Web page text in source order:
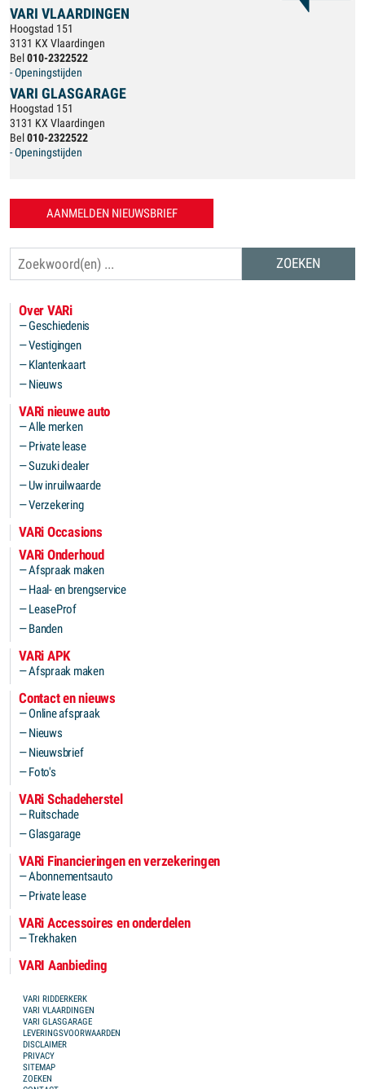
VARI VLAARDINGEN
Hoogstad 151
3131 KX Vlaardingen
Bel 010-2322522
- Openingstijden
VARI GLASGARAGE
Hoogstad 151
3131 KX Vlaardingen
Bel 010-2322522
- Openingstijden
AANMELDEN NIEUWSBRIEF
Over VARi
Geschiedenis
Vestigingen
Klantenkaart
Nieuws
VARi nieuwe auto
Alle merken
Private lease
Suzuki dealer
Uw inruilwaarde
Verzekering
VARi Occasions
VARi Onderhoud
Afspraak maken
Haal- en brengservice
LeaseProf
Banden
VARi APK
Afspraak maken
Contact en nieuws
Online afspraak
Nieuws
Nieuwsbrief
Foto's
VARi Schadeherstel
Ruitschade
Glasgarage
VARi Financieringen en verzekeringen
Abonnementsauto
Private lease
VARi Accessoires en onderdelen
Trekhaken
VARI Aanbieding
FOOTER MENU
VARI RIDDERKERK
VARI VLAARDINGEN
VARI GLASGARAGE
LEVERINGSVOORWAARDEN
DISCLAIMER
PRIVACY
SITEMAP
ZOEKEN